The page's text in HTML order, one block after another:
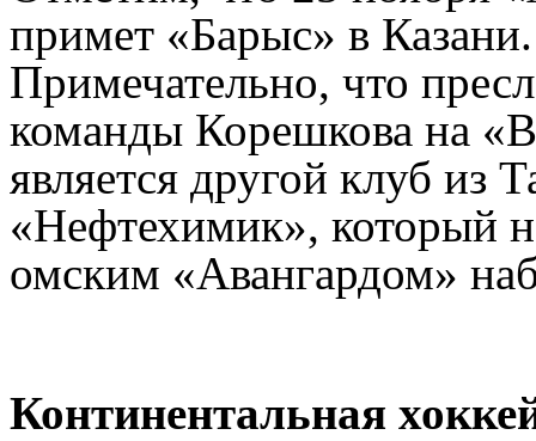
примет «Барыс» в Казани.
Примечательно, что
команды Корешкова на
является другой клуб из
«Нефтехимик», который
омским «Авангардом»
Континентальная